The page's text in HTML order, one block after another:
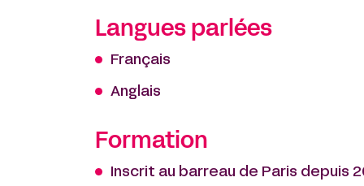
Langues parlées
Français
Anglais
Formation
Inscrit au barreau de Paris depuis